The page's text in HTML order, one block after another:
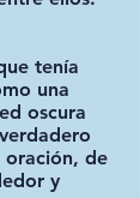
tenía
una
oscura
oración, de
y